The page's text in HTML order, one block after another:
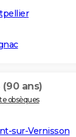
(90 ans)
obsèques
sur-Vernisson